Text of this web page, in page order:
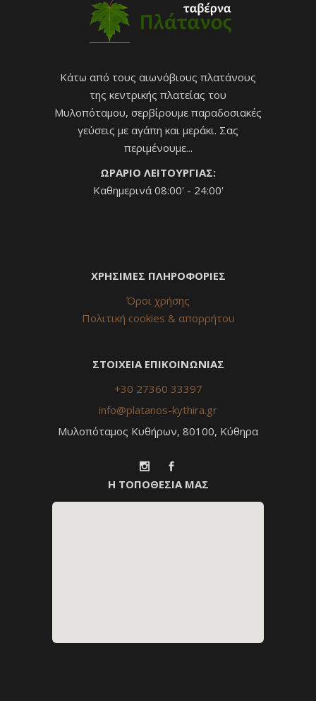
Κάτω από τους αιωνόβιους πλατάνους
της κεντρικής πλατείας του
Μυλοπόταμου, σερβίρουμε παραδοσιακές
γεύσεις με αγάπη και μεράκι. Σας
περιμένουμε...
ΩΡΑΡΙΟ ΛΕΙΤΟΥΡΓΙΑΣ:
Καθημερινά 08:00' - 24:00'
ΧΡΗΣΙΜΕΣ ΠΛΗΡΟΦΟΡΙΕΣ
Όροι χρήσης
Πολιτική cookies & απορρήτου
ΣΤΟΙΧΕΙΑ ΕΠΙΚΟΙΝΩΝΙΑΣ
+30 27360 33397
info@platanos-kythira.gr
Μυλοπόταμος Κυθήρων, 80100, Κύθηρα
Η ΤΟΠΟΘΕΣΙΑ ΜΑΣ